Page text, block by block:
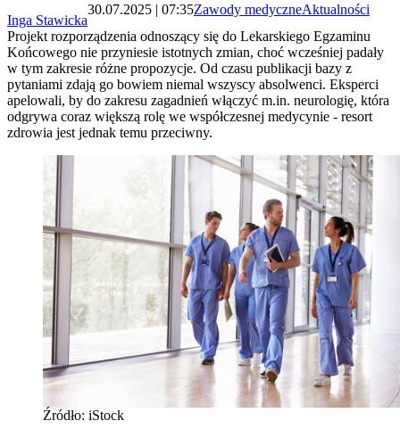
Inga Stawicka
30.07.2025 | 07:35Zawody medyczneAktualności
Projekt rozporządzenia odnoszący się do Lekarskiego Egzaminu
Końcowego nie przyniesie istotnych zmian, choć wcześniej padały
w tym zakresie różne propozycje. Od czasu publikacji bazy z
pytaniami zdają go bowiem niemal wszyscy absolwenci. Eksperci
apelowali, by do zakresu zagadnień włączyć m.in. neurologię, która
odgrywa coraz większą rolę we współczesnej medycynie - resort
zdrowia jest jednak temu przeciwny.
Źródło: iStock